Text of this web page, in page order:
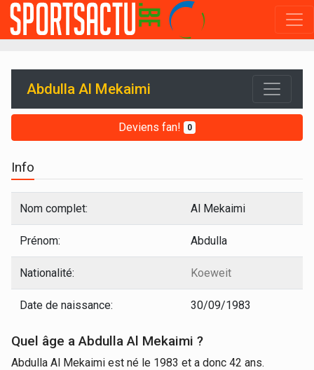
Abdulla Al Mekaimi
Deviens fan! 0
Info
Nom complet: Al Mekaimi
Prénom: Abdulla
Nationalité: Koeweit
Date de naissance: 30/09/1983
Quel âge a Abdulla Al Mekaimi ?
Abdulla Al Mekaimi est né le 1983 et a donc 42 ans.